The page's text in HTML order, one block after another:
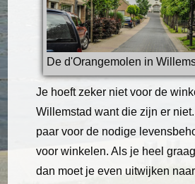
De d'Orangemolen in
Je hoeft zeker niet voor de
Willemstad want die zijn er
paar voor de nodige
voor winkelen. Als je heel
dan moet je even uitwijken